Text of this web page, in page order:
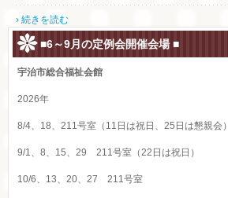
› 続きを読む
■6～9月の定例会開催会場 ■
宇治市総合福祉会館
2026年
8/4、18、211号室（11日は祝日、25日は懇親会）
9/1、8、15、29 211号室（22日は祝日）
10/6、13、20、27 211号室